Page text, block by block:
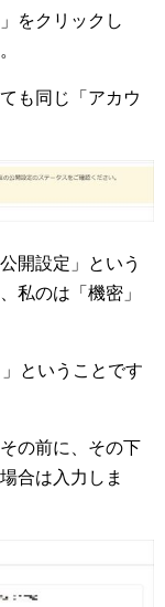
をクリックし
も同じ「アカウ
開設定」という
私のは「機密」
」ということです
の前に、その下
合は入力しま